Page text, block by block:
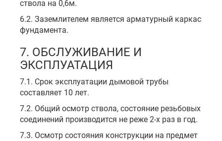
ствола на 0,6м.
6.2. Заземлителем является арматурный каркас
фундамента.
7. ОБСЛУЖИВАНИЕ И
ЭКСПЛУАТАЦИЯ
7.1. Срок эксплуатации дымовой трубы
составляет 10 лет.
7.2. Общий осмотр ствола, состояние резьбовых
соединений производится не реже 2-х раз в год.
7.3. Осмотр состояния конструкции на предмет